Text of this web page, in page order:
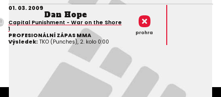
01. 03. 2009
Dan Hope
Capital Punishment - War on the Shore
1
PROFESIONÁLNÍ ZÁPAS MMA
Výsledek: TKO (Punches), 2. kolo 0:00
prohra